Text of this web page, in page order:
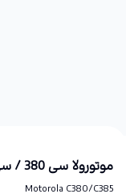
موتورولا سی 380 / سی 385
Motorola C380/C385